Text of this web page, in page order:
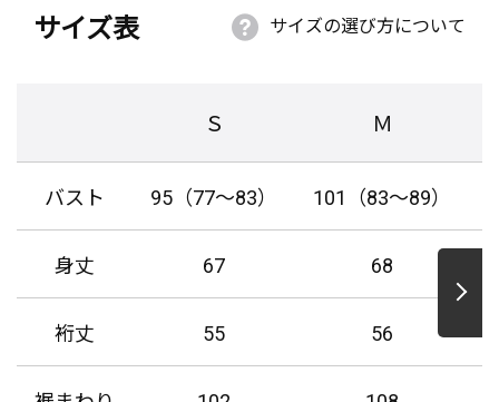
サイズ表 サイズの選び方について
Ｓ Ｍ
バスト 95（77～83） 101（83～89）
身丈 67 68
裄丈 55 56